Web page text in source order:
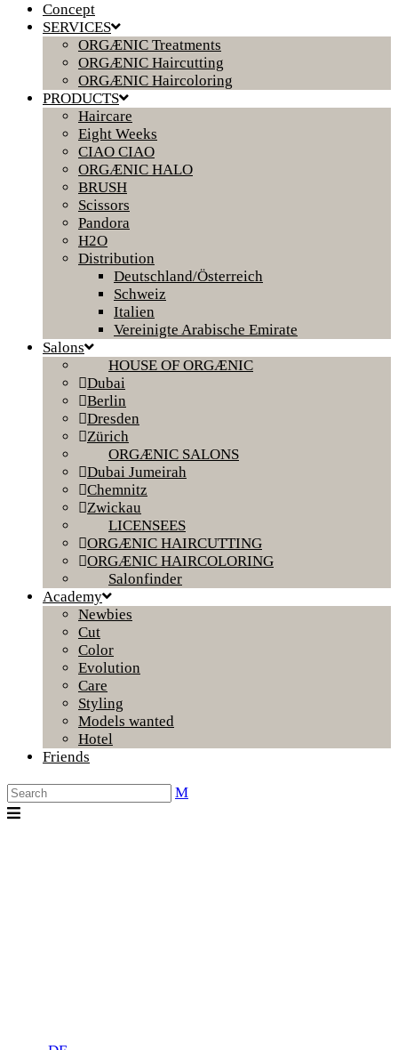
Concept
SERVICES
ORGÆNIC Treatments
ORGÆNIC Haircutting
ORGÆNIC Haircoloring
PRODUCTS
Haircare
Eight Weeks
CIAO CIAO
ORGÆNIC HALO
BRUSH
Scissors
Pandora
H2O
Distribution
Deutschland/Österreich
Schweiz
Italien
Vereinigte Arabische Emirate
Salons
HOUSE OF ORGÆNIC
Dubai
Berlin
Dresden
Zürich
ORGÆNIC SALONS
Dubai Jumeirah
Chemnitz
Zwickau
LICENSEES
ORGÆNIC HAIRCUTTING
ORGÆNIC HAIRCOLORING
Salonfinder
Academy
Newbies
Cut
Color
Evolution
Care
Styling
Models wanted
Hotel
Friends